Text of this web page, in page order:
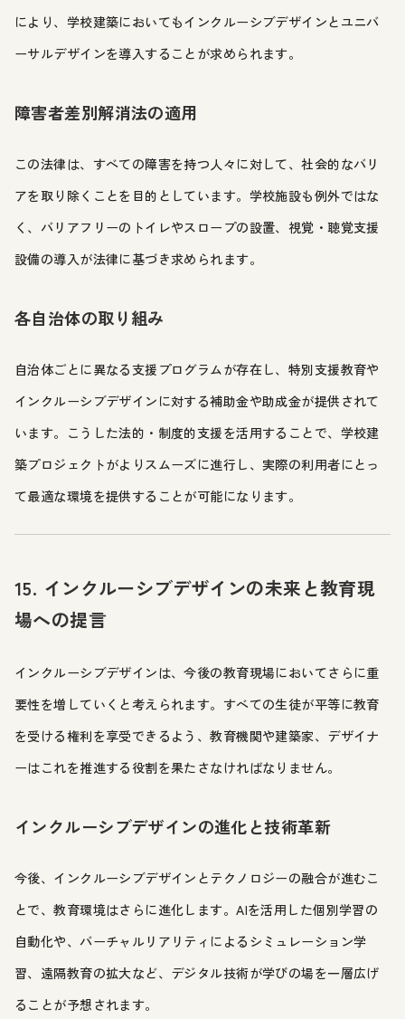
により、学校建築においてもインクルーシブデザインとユニバ
ーサルデザインを導入することが求められます。
障害者差別解消法の適用
この法律は、すべての障害を持つ人々に対して、社会的なバリ
アを取り除くことを目的としています。学校施設も例外ではな
く、バリアフリーのトイレやスロープの設置、視覚・聴覚支援
設備の導入が法律に基づき求められます。
各自治体の取り組み
自治体ごとに異なる支援プログラムが存在し、特別支援教育や
インクルーシブデザインに対する補助金や助成金が提供されて
います。こうした法的・制度的支援を活用することで、学校建
築プロジェクトがよりスムーズに進行し、実際の利用者にとっ
て最適な環境を提供することが可能になります。
15. インクルーシブデザインの未来と教育現
場への提言
インクルーシブデザインは、今後の教育現場においてさらに重
要性を増していくと考えられます。すべての生徒が平等に教育
を受ける権利を享受できるよう、教育機関や建築家、デザイナ
ーはこれを推進する役割を果たさなければなりません。
インクルーシブデザインの進化と技術革新
今後、インクルーシブデザインとテクノロジーの融合が進むこ
とで、教育環境はさらに進化します。AIを活用した個別学習の
自動化や、バーチャルリアリティによるシミュレーション学
習、遠隔教育の拡大など、デジタル技術が学びの場を一層広げ
ることが予想されます。